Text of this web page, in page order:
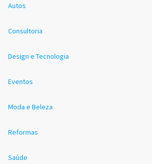
Autos
Consultoria
Design e Tecnologia
Eventos
Moda e Beleza
Reformas
Saúde